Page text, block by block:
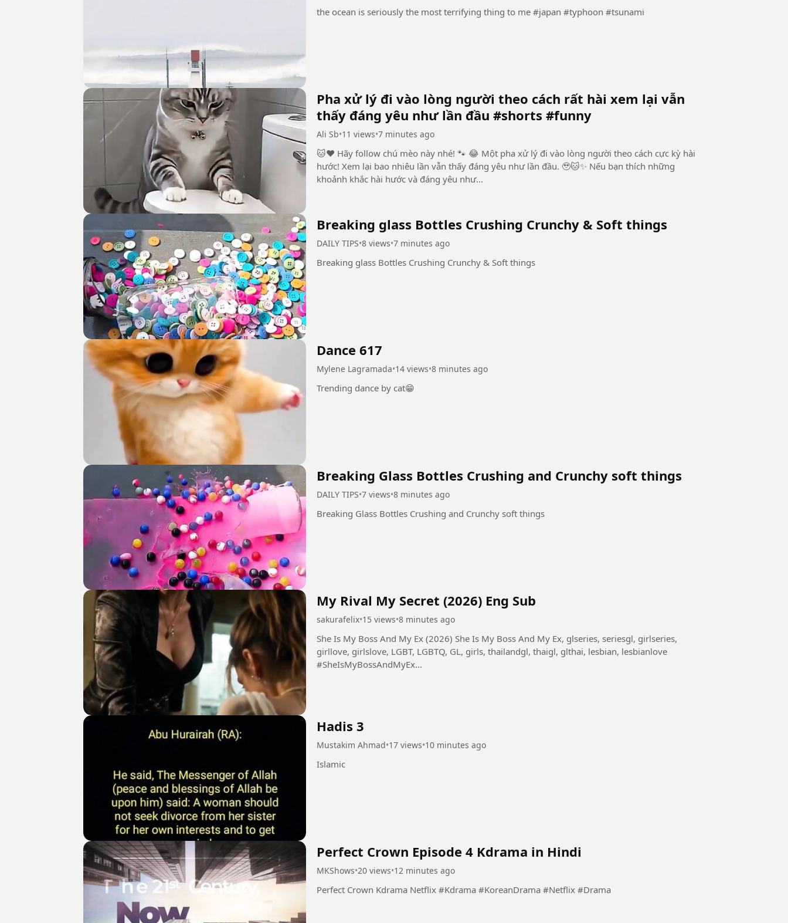
the ocean is seriously the most terrifying thing to me #japan #typhoon #tsunami
Pha xử lý đi vào lòng người theo cách rất hài xem lại vẫn
thấy đáng yêu như lần đầu #shorts #funny
Ali Sb•11 views•7 minutes ago
🐱❤️ Hãy follow chú mèo này nhé! 🐾 😂 Một pha xử lý đi vào lòng người theo cách cực kỳ hài
hước! Xem lại bao nhiêu lần vẫn thấy đáng yêu như lần đầu. 🥹🐱✨ Nếu bạn thích những
khoảnh khắc hài hước và đáng yêu như...
Breaking glass Bottles Crushing Crunchy & Soft things
DAILY TIPS•8 views•7 minutes ago
Breaking glass Bottles Crushing Crunchy & Soft things
Dance 617
Mylene Lagramada•14 views•8 minutes ago
Trending dance by cat😁
Breaking Glass Bottles Crushing and Crunchy soft things
DAILY TIPS•7 views•8 minutes ago
Breaking Glass Bottles Crushing and Crunchy soft things
My Rival My Secret (2026) Eng Sub
sakurafelix•15 views•8 minutes ago
She Is My Boss And My Ex (2026) She Is My Boss And My Ex, glseries, seriesgl, girlseries,
girllove, girlslove, LGBT, LGBTQ, GL, girls, thailandgl, thaigl, glthai, lesbian, lesbianlove
#SheIsMyBossAndMyEx...
Hadis 3
Mustakim Ahmad•17 views•10 minutes ago
Islamic
Perfect Crown Episode 4 Kdrama in Hindi
MKShows•20 views•12 minutes ago
Perfect Crown Kdrama Netflix #Kdrama #KoreanDrama #Netflix #Drama